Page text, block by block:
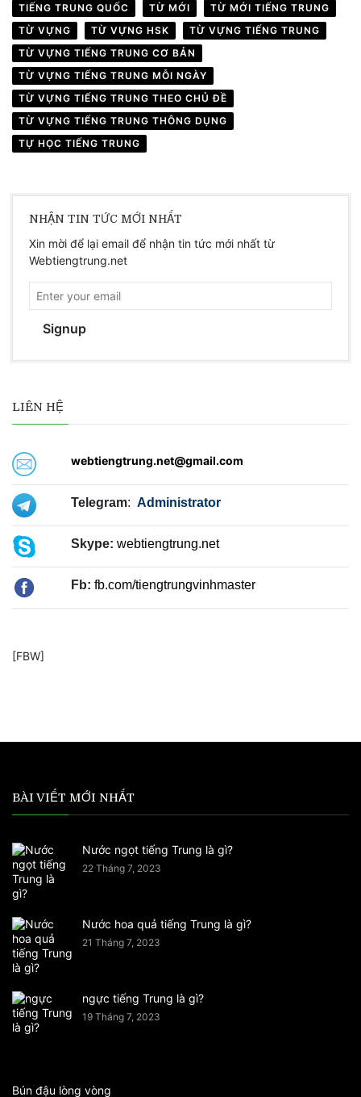
TIẾNG TRUNG QUỐC
TỪ MỚI
TỪ MỚI TIẾNG TRUNG
TỪ VỰNG
TỪ VỰNG HSK
TỪ VỰNG TIẾNG TRUNG
TỪ VỰNG TIẾNG TRUNG CƠ BẢN
TỪ VỰNG TIẾNG TRUNG MỖI NGÀY
TỪ VỰNG TIẾNG TRUNG THEO CHỦ ĐỀ
TỪ VỰNG TIẾNG TRUNG THÔNG DỤNG
TỰ HỌC TIẾNG TRUNG
NHẬN TIN TỨC MỚI NHẤT
Xin mời để lại email để nhận tin tức mới nhất từ
Webtiengtrung.net
Signup
LIÊN HỆ
webtiengtrung.net@gmail.com
Telegram: Administrator
Skype: webtiengtrung.net
Fb: fb.com/tiengtrungvinhmaster
[FBW]
BÀI VIẾT MỚI NHẤT
Nước ngọt tiếng Trung là gì?
22 Tháng 7, 2023
Nước hoa quả tiếng Trung là gì?
21 Tháng 7, 2023
ngực tiếng Trung là gì?
19 Tháng 7, 2023
Bún đậu lòng vòng